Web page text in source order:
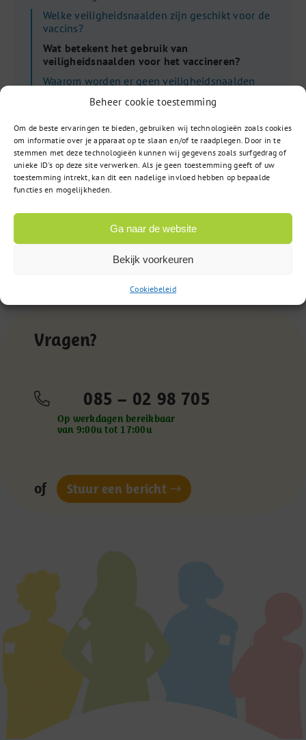
Beheer cookie toestemming
Om de beste ervaringen te bieden, gebruiken wij technologieën zoals cookies
om informatie over je apparaat op te slaan en/of te raadplegen. Door in te
stemmen met deze technologieën kunnen wij gegevens zoals surfgedrag of
unieke ID's op deze site verwerken. Als je geen toestemming geeft of uw
toestemming intrekt, kan dit een nadelige invloed hebben op bepaalde
functies en mogelijkheden.
Ga naar de website
Bekijk voorkeuren
Cookiebeleid
Welke veiligheidsnaalden zijn geschikt voor de
vaccins?
Wat betekent het gebruik van
veiligheidsnaalden voor het vaccineren?
Waarom worden er geen veiligheidsnaalden
Bestellen drukwerk
Aflevering vaccins
Praktijkovername, beëindiging praktijk of geheel
nieuwe praktijk
Vragen?
085 – 02 98 705
Op werkdagen bereikbaar
van 9:00u tot 17:00u
of Stuur een bericht